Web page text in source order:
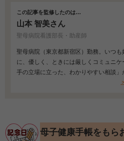
この記事を監修したのは…
山本 智美さん
聖母病院看護部長・助産師
聖母病院（東京都新宿区）勤務。いつも
に、優しく、ときには厳しくコミュニ
手の立場に立った、わかりやすい相談」
母子健康手帳をもら